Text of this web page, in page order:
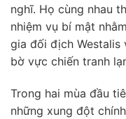
nghĩ. Họ cùng nhau
nhiệm vụ bí mật
gia đối địch Westalis
bờ vực chiến tranh
Trong hai mùa đầu
những xung đột